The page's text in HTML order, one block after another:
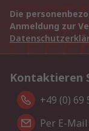
Die
Anmeldung zur
Kontaktieren
+49 (0) 69
Per E-